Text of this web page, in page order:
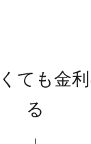
ても金
る